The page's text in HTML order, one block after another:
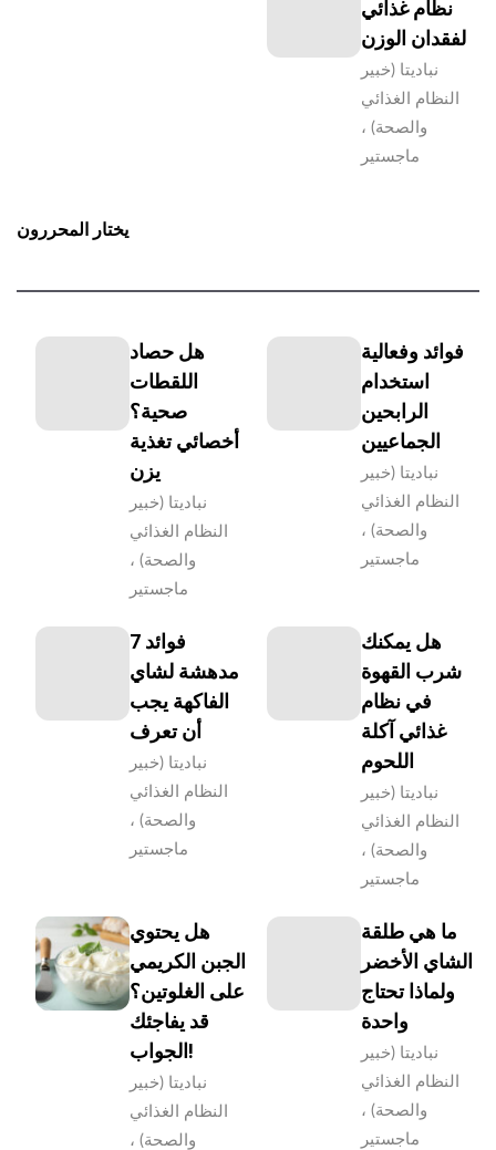
نظام غذائي
لفقدان الوزن
نباديتا (خبير
النظام الغذائي
والصحة) ،
ماجستير
يختار المحررون
هل حصاد
اللقطات
صحية؟
أخصائي تغذية
يزن
نباديتا (خبير
النظام الغذائي
والصحة) ،
ماجستير
فوائد وفعالية
استخدام
الرابحين
الجماعيين
نباديتا (خبير
النظام الغذائي
والصحة) ،
ماجستير
7 فوائد
مدهشة لشاي
الفاكهة يجب
أن تعرف
نباديتا (خبير
النظام الغذائي
والصحة) ،
ماجستير
هل يمكنك
شرب القهوة
في نظام
غذائي آكلة
اللحوم
نباديتا (خبير
النظام الغذائي
والصحة) ،
ماجستير
هل يحتوي
الجبن الكريمي
على الغلوتين؟
قد يفاجئك
الجواب!
نباديتا (خبير
النظام الغذائي
والصحة) ،
ما هي طلقة
الشاي الأخضر
ولماذا تحتاج
واحدة
نباديتا (خبير
النظام الغذائي
والصحة) ،
ماجستير